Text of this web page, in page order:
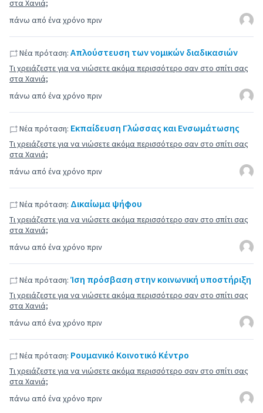
πάνω από ένα χρόνο πριν
στα Χανιά;
πάνω από ένα χρόνο πριν
Νέα πρόταση: Απλούστευση των νομικών διαδικασιών
Τι χρειάζεστε για να νιώσετε ακόμα περισσότερο σαν στο σπίτι σας
στα Χανιά;
πάνω από ένα χρόνο πριν
Νέα πρόταση: Εκπαίδευση Γλώσσας και Ενσωμάτωσης
Τι χρειάζεστε για να νιώσετε ακόμα περισσότερο σαν στο σπίτι σας
στα Χανιά;
πάνω από ένα χρόνο πριν
Νέα πρόταση: Δικαίωμα ψήφου
Τι χρειάζεστε για να νιώσετε ακόμα περισσότερο σαν στο σπίτι σας
στα Χανιά;
πάνω από ένα χρόνο πριν
Νέα πρόταση: Ίση πρόσβαση στην κοινωνική υποστήριξη
Τι χρειάζεστε για να νιώσετε ακόμα περισσότερο σαν στο σπίτι σας
στα Χανιά;
πάνω από ένα χρόνο πριν
Νέα πρόταση: Ρουμανικό Κοινοτικό Κέντρο
Τι χρειάζεστε για να νιώσετε ακόμα περισσότερο σαν στο σπίτι σας
στα Χανιά;